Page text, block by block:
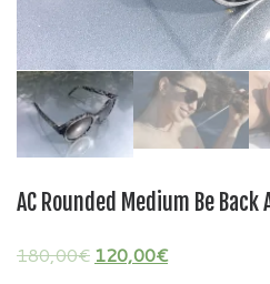
AC Rounded Medium Be Back
180,00€ 120,00€